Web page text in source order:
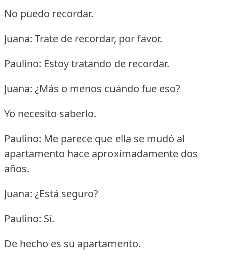
No puedo recordar.
Juana: Trate de recordar, por favor.
Paulino: Estoy tratando de recordar.
Juana: ¿Más o menos cuándo fue eso?
Yo necesito saberlo.
Paulino: Me parece que ella se mudó al
apartamento hace aproximadamente dos
años.
Juana: ¿Está seguro?
Paulino: Sí.
De hecho es su apartamento.